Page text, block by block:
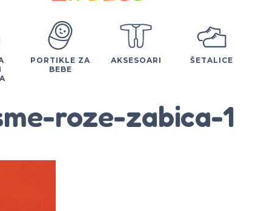
PORTIKLE ZA
BEBE
AKSESOARI ŠETALICE
roze-zabica-1